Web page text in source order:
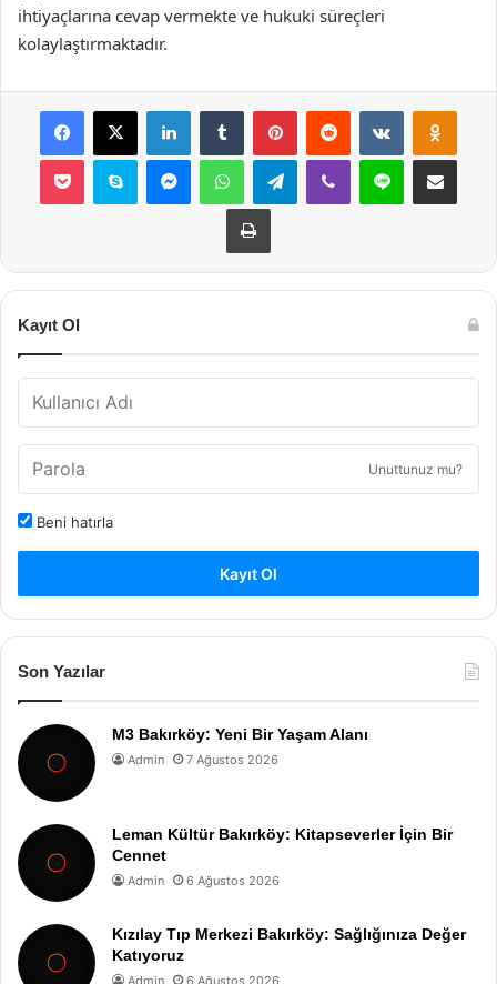
ihtiyaçlarına cevap vermekte ve hukuki süreçleri
kolaylaştırmaktadır.
Facebook
X LinkedInTumblr PinterestReddit VKontakte
Pocket Skype MessengerWhatsAppTelegramViber Line E-Posta ile
Yazdır
Kayıt Ol
Unuttunuz mu?
Beni hatırla
Kayıt Ol
Son Yazılar
M3 Bakırköy: Yeni Bir Yaşam Alanı
Admin 7 Ağustos 2026
Leman Kültür Bakırköy: Kitapseverler İçin Bir
Cennet
Admin 6 Ağustos 2026
Kızılay Tıp Merkezi Bakırköy: Sağlığınıza Değer
Katıyoruz
Admin 6 Ağustos 2026